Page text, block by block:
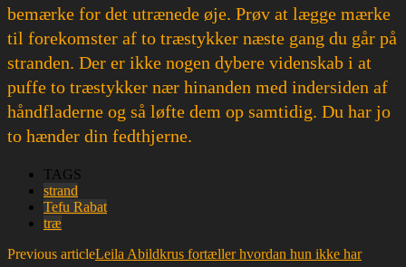
bemærke for det utrænede øje. Prøv at lægge mærke
til forekomster af to træstykker næste gang du går på
stranden. Der er ikke nogen dybere videnskab i at
puffe to træstykker nær hinanden med indersiden af
håndfladerne og så løfte dem op samtidig. Du har jo
to hænder din fedthjerne.
TAGS
strand
Tefu Rabat
træ
Previous articleLeila Abildkrus fortæller hvordan hun ikke har